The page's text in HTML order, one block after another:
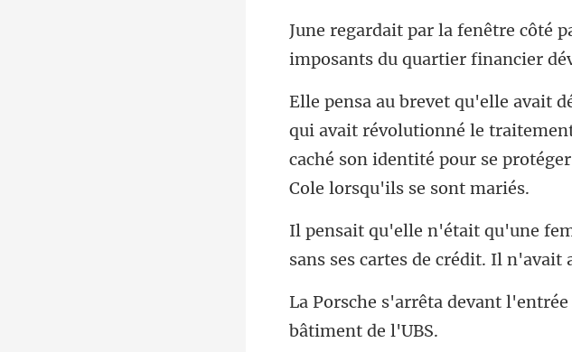
imposants
évolutionné le
caché son identité pour
sans ses cartes de crédit
trée